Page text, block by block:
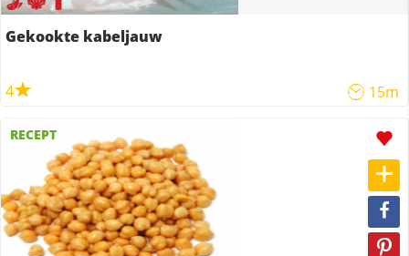
Gekookte kabeljauw
4 15m
RECEPT